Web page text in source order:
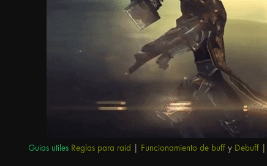
Guias utiles Reglas para raid | Funcionamiento de buffy Debuff|